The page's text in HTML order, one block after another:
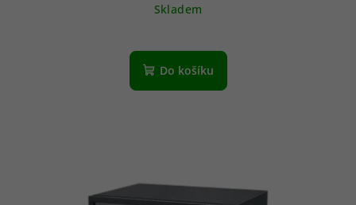
Skladem
Do košíku